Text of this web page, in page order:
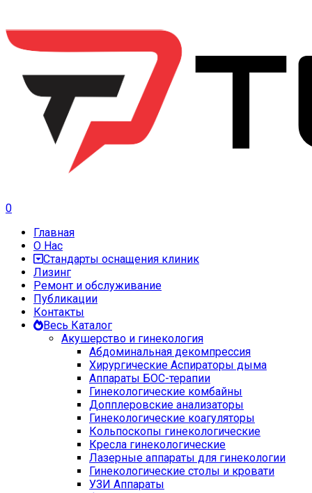
0
Главная
О Нас
Стандарты оснащения клиник
Лизинг
Ремонт и обслуживание
Публикации
Контакты
Весь Каталог
Акушерство и гинекология
Абдоминальная декомпрессия
Хирургические Аспираторы дыма
Аппараты БОС-терапии
Гинекологические комбайны
Допплеровские анализаторы
Гинекологические коагуляторы
Кольпоскопы гинекологические
Кресла гинекологические
Лазерные аппараты для гинекологии
Гинекологические столы и кровати
УЗИ Аппараты